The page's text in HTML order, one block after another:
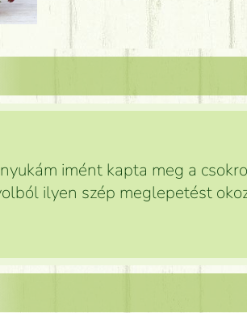
imént kapta meg a
ilyen szép meglepetést